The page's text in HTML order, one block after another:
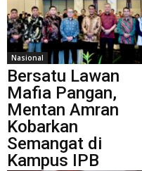
Nasional
Bersatu Lawan
Mafia Pangan,
Mentan Amran
Kobarkan
Semangat di
Kampus IPB